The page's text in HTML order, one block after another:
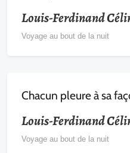
Louis-Ferdinand
Voyage au bout de la nuit
Chacun pleure à sa
Louis-Ferdinand
Voyage au bout de la nuit